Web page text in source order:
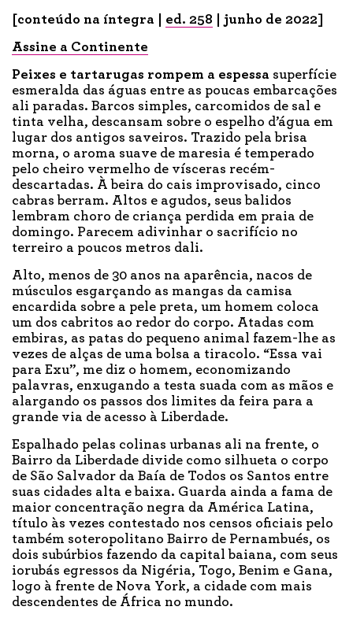
[conteúdo na íntegra | ed. 258 | junho de 2022]
Assine a Continente
Peixes e tartarugas rompem a espessa superfície
esmeralda das águas entre as poucas embarcações
ali paradas. Barcos simples, carcomidos de sal e
tinta velha, descansam sobre o espelho d’água em
lugar dos antigos saveiros. Trazido pela brisa
morna, o aroma suave de maresia é temperado
pelo cheiro vermelho de vísceras recém-
descartadas. À beira do cais improvisado, cinco
cabras berram. Altos e agudos, seus balidos
lembram choro de criança perdida em praia de
domingo. Parecem adivinhar o sacrifício no
terreiro a poucos metros dali.
Alto, menos de 30 anos na aparência, nacos de
músculos esgarçando as mangas da camisa
encardida sobre a pele preta, um homem coloca
um dos cabritos ao redor do corpo. Atadas com
embiras, as patas do pequeno animal fazem-lhe as
vezes de alças de uma bolsa a tiracolo. “Essa vai
para Exu”, me diz o homem, economizando
palavras, enxugando a testa suada com as mãos e
alargando os passos dos limites da feira para a
grande via de acesso à Liberdade.
Espalhado pelas colinas urbanas ali na frente, o
Bairro da Liberdade divide como silhueta o corpo
de São Salvador da Baía de Todos os Santos entre
suas cidades alta e baixa. Guarda ainda a fama de
maior concentração negra da América Latina,
título às vezes contestado nos censos oficiais pelo
também soteropolitano Bairro de Pernambués, os
dois subúrbios fazendo da capital baiana, com seus
iorubás egressos da Nigéria, Togo, Benim e Gana,
logo à frente de Nova York, a cidade com mais
descendentes de África no mundo.